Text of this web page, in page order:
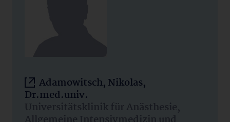
Adamowitsch, Nikolas,
Dr.med.univ.
Universitätsklinik für Anästhesie,